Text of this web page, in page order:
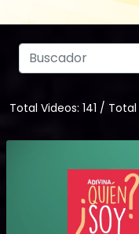
Total Videos: 141 / Total